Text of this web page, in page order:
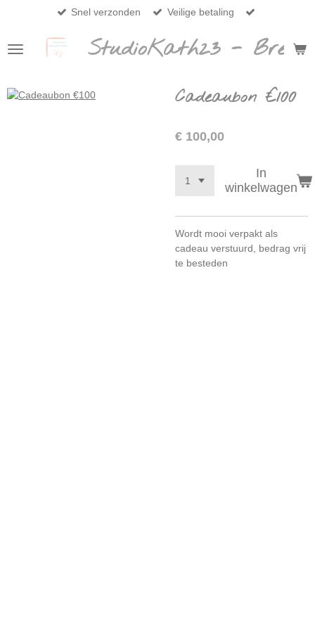
naar
de
StudioKath23 -
Snel verzonden Veilige betaling
Cadeaubon €100
€ 100,00
In
winkelwagen
Wordt mooi verpakt als
cadeau verstuurd, bedrag vrij
te besteden